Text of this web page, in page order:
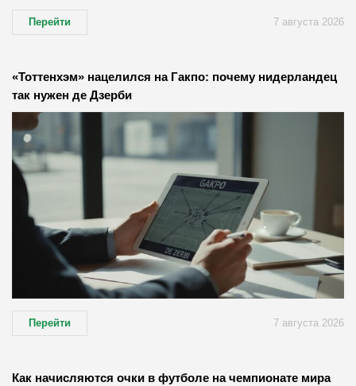
Перейти 7 августа 2026
«Тоттенхэм» нацелился на Гакпо: почему нидерландец
так нужен де Дзерби
Перейти 7 августа 2026
Как начисляются очки в футболе на чемпионате мира